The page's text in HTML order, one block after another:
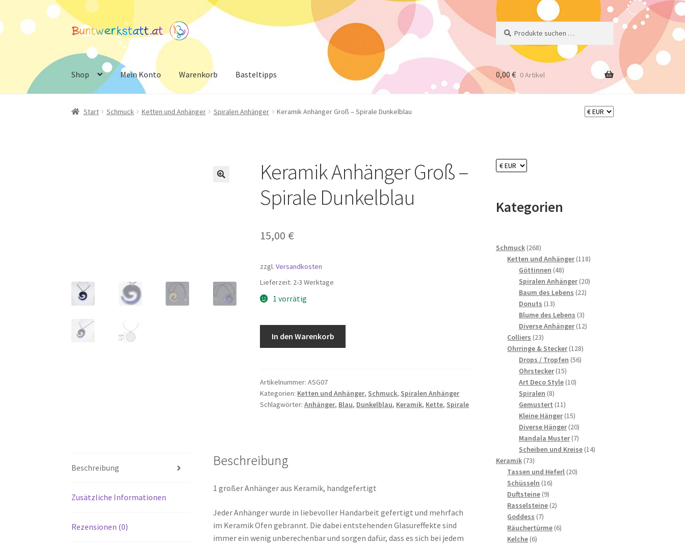
Zur
Navigation
springen
Zum
Inhalt
springen
nach:
Shop Mein Konto Warenkorb Basteltipps 0,00 € 0 Artikel
Start Schmuck Ketten und Anhänger Spiralen Anhänger Keramik Anhänger Groß – Spirale Dunkelblau
Keramik Anhänger Groß –
Spirale Dunkelblau
15,00 €
zzgl.Versandkosten
Lieferzeit: 2-3 Werktage
1 vorrätig
Spirale
Dunkelblau
Menge
In den Warenkorb
Artikelnummer:ASG07
Kategorien: Ketten und Anhänger, Schmuck, Spiralen Anhänger
Schlagwörter:Anhänger, Blau, Dunkelblau, Keramik, Kette, Spirale
Beschreibung
Zusätzliche Informationen
Rezensionen (0)
Beschreibung
1 großer Anhänger aus Keramik, handgefertigt
Jeder Anhänger wurde in liebevoller Handarbeit gefertigt und mehrfach
im Keramik Ofen gebrannt. Die dabei entstehenden Glasureffekte sind
immer ein wenig unberechenbar und sorgen dafür, dass es sich bei jedem
Kategorien
Schmuck 268268
Produkte
Ketten und Anhänger 118118
Göttinnen 4848
Produkte
Spiralen Anhänger 2020
Baum des Lebens 2222
Donuts 1313
Produkte
Blume des Lebens 33
Produkte
Diverse Anhänger 1212
Colliers 2323
Produkte
Ohrringe & Stecker 128128
Drops / Tropfen 5656
Ohrstecker 1515
Produkte
Art Deco Style 1010
Spiralen 88
Produkte
Gemustert 1111
Produkte
Kleine Hänger 1515
Produkte
Diverse Hänger 2020
Produkte
Mandala Muster 77
Produkte
Scheiben und Kreise 1414
Keramik 7373
Produkte
Tassen und Heferl 2020
Schüsseln 1616
Duftsteine 99
Produkte
Rasselsteine 22
Goddess 77
Produkte
Räuchertürme 66
Kelche 66